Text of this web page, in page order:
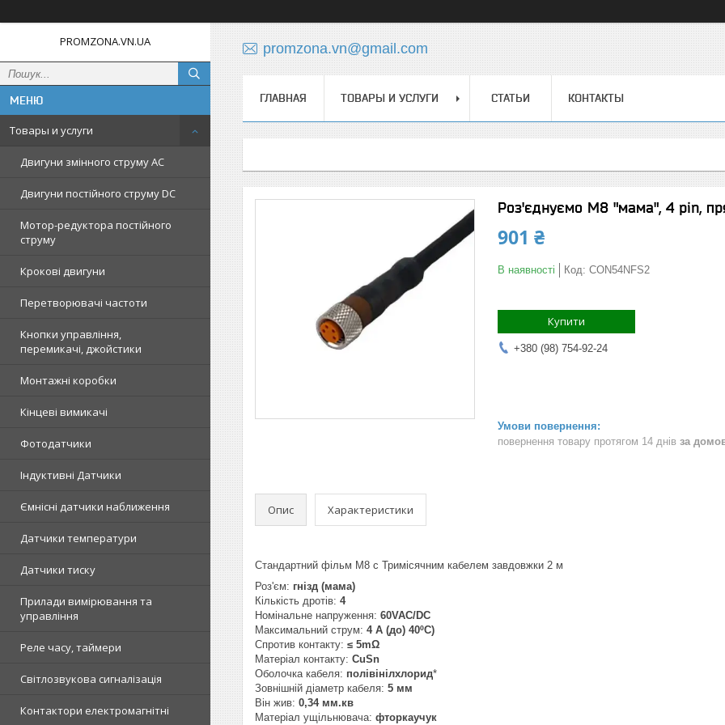
PROMZONA.VN.UA
Товары и услуги
Двигуни змінного струму AC
Двигуни постійного струму DC
Мотор-редуктора постійного
струму
Крокові двигуни
Перетворювачі частоти
Кнопки управління,
перемикачі, джойстики
Монтажні коробки
Кінцеві вимикачі
Фотодатчики
Індуктивні Датчики
Ємнісні датчики наближення
Датчики температури
Датчики тиску
Прилади вимірювання та
управління
Реле часу, таймери
Світлозвукова сигналізація
Контактори електромагнітні
promzona.vn@gmail.com
ГЛАВНАЯ ТОВАРЫ И УСЛУГИ СТАТЬИ КОНТАКТЫ
Роз'єднуємо M8 "мама", 4 pin,
901 ₴
В наявності Код: CON54NFS2
Купити
+380 (98) 754-92-24
повернення товару протягом 14 днів за
Опис Характеристики
Стандартний фільм M8 c Тримісячним кабелем завдовжки 2 м
Роз'єм: гнізд (мама)
Кількість дротів: 4
Номінальне напруження: 60VAC/DC
Максимальний струм: 4 А (до) 40ºC)
Спротив контакту: ≤ 5mΩ
Матеріал контакту: CuSn
Оболочка кабеля: полівінілхлорид*
Зовнішній діаметр кабеля: 5 мм
Він жив: 0,34 мм.кв
Матеріал ущільнювача: фторкаучук